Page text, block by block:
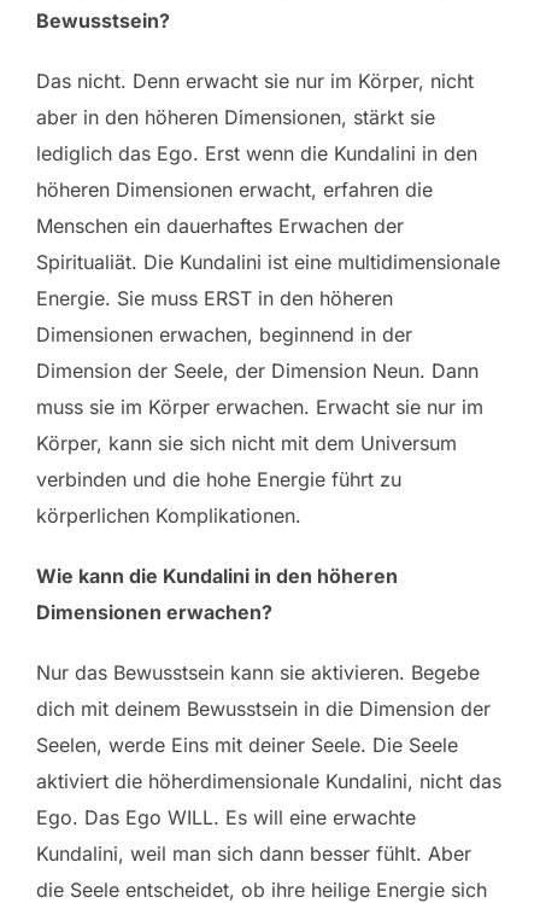
Bewusstsein?
Das nicht. Denn erwacht sie nur im Körper, nicht
aber in den höheren Dimensionen, stärkt sie
lediglich das Ego. Erst wenn die Kundalini in den
höheren Dimensionen erwacht, erfahren die
Menschen ein dauerhaftes Erwachen der
Spiritualiät. Die Kundalini ist eine multidimensionale
Energie. Sie muss ERST in den höheren
Dimensionen erwachen, beginnend in der
Dimension der Seele, der Dimension Neun. Dann
muss sie im Körper erwachen. Erwacht sie nur im
Körper, kann sie sich nicht mit dem Universum
verbinden und die hohe Energie führt zu
körperlichen Komplikationen.
Wie kann die Kundalini in den höheren
Dimensionen erwachen?
Nur das Bewusstsein kann sie aktivieren. Begebe
dich mit deinem Bewusstsein in die Dimension der
Seelen, werde Eins mit deiner Seele. Die Seele
aktiviert die höherdimensionale Kundalini, nicht das
Ego. Das Ego WILL. Es will eine erwachte
Kundalini, weil man sich dann besser fühlt. Aber
die Seele entscheidet, ob ihre heilige Energie sich